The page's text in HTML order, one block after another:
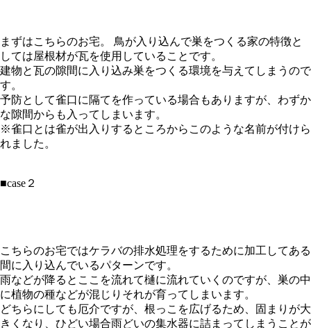
まずはこちらのお宅。 鳥が入り込んで巣をつくる家の特徴と
しては屋根材が瓦を使用していることです。
建物と瓦の隙間に入り込み巣をつくる環境を与えてしまうので
す。
予防として雀口に隔てを作っている場合もありますが、わずか
な隙間からも入ってしまいます。
※雀口とは雀が出入りするところからこのような名前が付けら
れました。
■case２
こちらのお宅ではケラバの排水処理をするために加工してある
間に入り込んでいるパターンです。
雨などが降るとここを流れて樋に流れていくのですが、巣の中
に植物の種などが混じりそれが育ってしまいます。
どちらにしても厄介ですが、根っこを広げるため、固まりが大
きくなり、ひどい場合雨どいの集水器に詰まってしまうことが